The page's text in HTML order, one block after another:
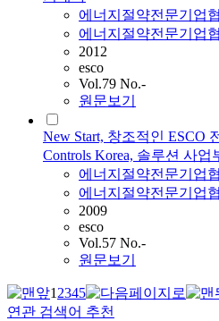
에너지절약전문기업
에너지절약전문기업
2012
esco
Vol.79 No.-
원문보기
New Start, 창조적인 ESCO
Controls Korea, 솔루션 사업
에너지절약전문기업
에너지절약전문기업
2009
esco
Vol.57 No.-
원문보기
12345
연관 검색어 추천